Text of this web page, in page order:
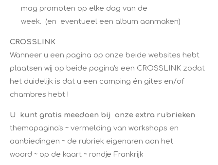
mag promoten op elke dag van de
week. (en eventueel een album aanmaken)
CROSSLINK
​Wanneer u een pagina op onze beide websites hebt
plaatsen wij op beide pagina's een CROSSLINK zodat
het duidelijk is dat u een camping én gites en/of
chambres hebt ! ​
U kunt gratis meedoen bij onze extra rubrieken
themapagina's ~ vermelding van workshops en
aanbiedingen ~ de rubriek eigenaren aan het
woord ~ op de kaart ~ rondje Frankrijk